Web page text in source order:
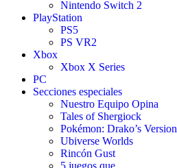
Nintendo Switch 2
PlayStation
PS5
PS VR2
Xbox
Xbox X Series
PC
Secciones especiales
Nuestro Equipo Opina
Tales of Shergiock
Pokémon: Drako’s Version
Ubiverse Worlds
Rincón Gust
5 juegos que…